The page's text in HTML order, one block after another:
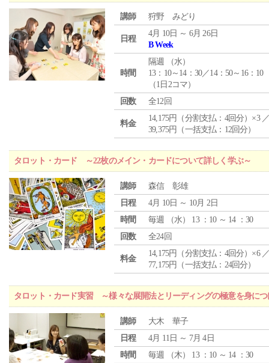
講師 狩野 みどり
日程
4月 10日 ～ 6月 26日
B Week
時間
隔週 （水）
13：10～14：30／14：50～16：10
（1日2コマ）
回数
全12回
料金
14,175円（分割支払：4回分）×3
39,375円（一括支払：12回分）
タロット・カード ～22枚のメイン・カードについて詳しく学ぶ～
講師
森信 彰雄
日程
4月 10日 ～ 10月 2日
時間
毎週 （水） 13 ：10 ～ 14 ：30
回数
全24回
料金
14,175円（分割支払：4回分）×6
77,175円（一括支払：24回分）
タロット・カード実習 ～様々な展開法とリーディングの極意を身につ
講師
大木 華子
日程
4月 11日 ～ 7月 4日
時間
毎週 （木） 13 ：10 ～ 14 ：30